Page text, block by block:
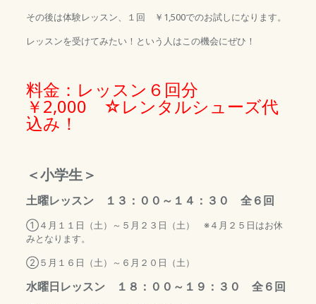
その後は体験レッスン、１回 ￥1,500でのお試しになります。
レッスンを受けてみたい！という人はこの機会にぜひ！
料金：レッスン６回分
￥2,000 ☆レンタルシューズ代
込み！
＜小学生＞
土曜レッスン １３：００～１４：３０ 全６回
①４月１１日（土）～５月２３日（土） ※４月２５日はお休
みとなります。
②５月１６日（土）～６月２０日（土）
水曜日レッスン １８：００～１９：３０ 全６回